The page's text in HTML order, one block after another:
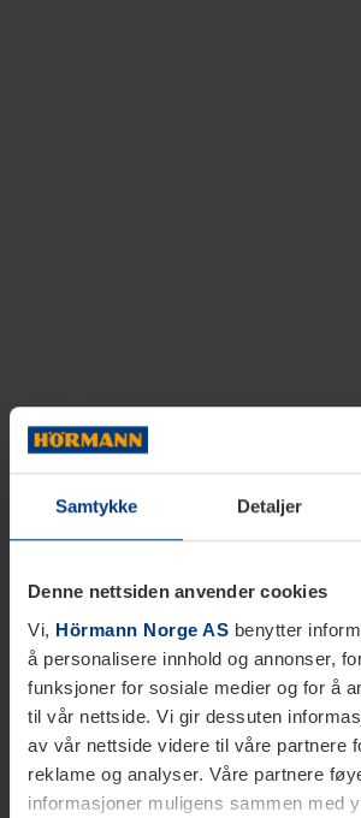
Samtykke Detaljer
Denne nettsiden anvender cookies
Vi, Hörmann Norge AS benytter
å personalisere innhold og annonser,
funksjoner for sosiale medier og for å
til vår nettside. Vi gir dessuten
av vår nettside videre til våre partnere
reklame og analyser. Våre partnere
informasjoner muligens sammen med